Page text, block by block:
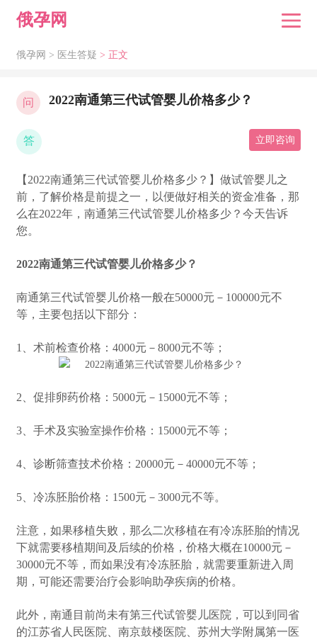
俄孕网
俄孕网 > 医生答疑 > 正文
问 2022南通第三代试管婴儿价格多少？
答 立即咨询
【2022南通第三代试管婴儿价格多少？】做试管婴儿之
前，了解价格是前提之一，以便做好相关的资金准备，那
么在2022年，南通第三代试管婴儿价格多少？今天告诉
您。
2022南通第三代试管婴儿价格多少？
南通第三代试管婴儿价格一般在50000元－100000元不
等，主要包括以下部分：
1、术前检查价格：4000元－8000元不等；
2、促排卵药价格：5000元－15000元不等；
3、手术及实验室操作价格：15000元不等；
4、诊断筛查技术价格：20000元－40000元不等；
5、冷冻胚胎价格：1500元－3000元不等。
注意，如果移植失败，那么二次移植在有冷冻胚胎的情况
下就需要移植期间及后续的价格，价格大概在10000元－
30000元不等，而如果没有冷冻胚胎，就需要重新进入周
期，可能还需要治疗会影响助孕疾病的价格。
此外，南通目前尚未有第三代试管婴儿医院，可以到同省
的江苏省人民医院、南京鼓楼医院、苏州大学附属第一医